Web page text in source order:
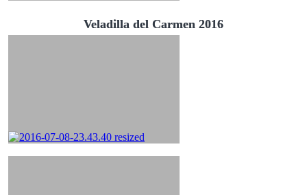
Veladilla del Carmen 2016